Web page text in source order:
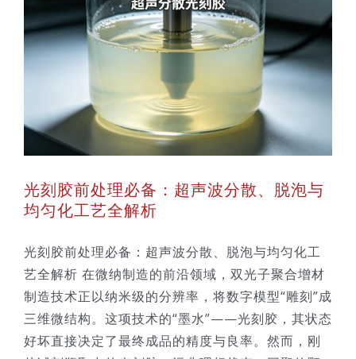
光刻胶前处理必备：超声波分散、脱泡与
均匀化工艺全解析
光刻胶前处理必备：超声波分散、脱泡与均匀化工
艺全解析 在微纳制造的前沿领域，双光子聚合增材
制造技术正以纳米级的分辨率，将数字模型“雕刻”成
三维微结构。这项技术的“墨水”——光刻胶，其状态
好坏直接决定了最终成品的精度与良率。然而，刚